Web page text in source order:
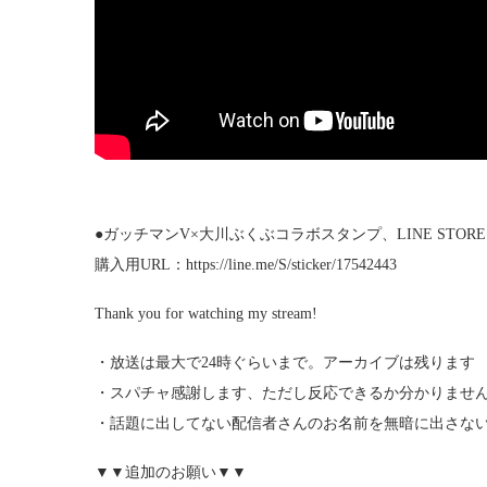
●ガッチマンV×大川ぶくぶコラボスタンプ、LINE STORE
購入用URL：https://line.me/S/sticker/17542443
Thank you for watching my stream!
・放送は最大で24時ぐらいまで。アーカイブは残ります
・スパチャ感謝します、ただし反応できるか分かりません
・話題に出してない配信者さんのお名前を無暗に出さな
▼▼追加のお願い▼▼